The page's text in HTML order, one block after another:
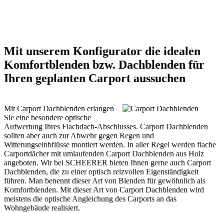
Mit unserem Konfigurator die idealen
Komfortblenden bzw. Dachblenden für
Ihren geplanten Carport aussuchen
Mit Carport Dachblenden erlangen
Sie eine besondere optische
Aufwertung Ihres Flachdach-Abschlusses. Carport Dachblenden
sollten aber auch zur Abwehr gegen Regen und
Witterungseinbflüsse montiert werden. In aller Regel werden flache
Carportdächer mit umlaufenden Carport Dachblenden aus Holz
angeboten. Wir bei SCHEERER bieten Ihnen gerne auch Carport
Dachblenden, die zu einer optisch reizvollen Eigenständigkeit
führen. Man benennt dieser Art von Blenden für gewöhnlich als
Komfortblenden. Mit dieser Art von Carport Dachblenden wird
meistens die optische Angleichung des Carports an das
Wohngebäude realisiert.